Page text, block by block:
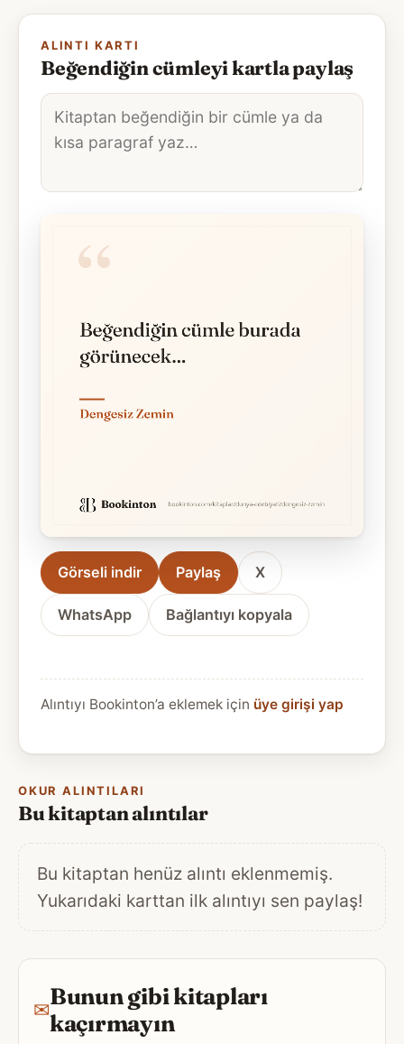
ALINTI KARTI
Beğendiğin cümleyi kartla paylaş
Alıntı
metni
Görseli indir Paylaş X
WhatsApp Bağlantıyı kopyala
Alıntıyı Bookinton’a eklemek için üye girişi yap
OKUR ALINTILARI
Bu kitaptan alıntılar
Bu kitaptan henüz alıntı eklenmemiş.
Yukarıdaki karttan ilk alıntıyı sen paylaş!
✉Bunun gibi kitapları
kaçırmayın